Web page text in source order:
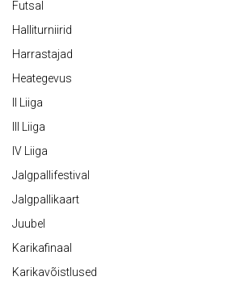
Futsal
Halliturniirid
Harrastajad
Heategevus
II Liiga
III Liiga
IV Liiga
Jalgpallifestival
Jalgpallikaart
Juubel
Karikafinaal
Karikavõistlused